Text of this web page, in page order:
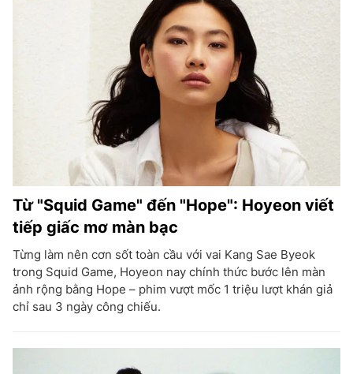
Từ "Squid Game" đến "Hope": Hoyeon viết
tiếp giấc mơ màn bạc
Từng làm nên cơn sốt toàn cầu với vai Kang Sae Byeok
trong Squid Game, Hoyeon nay chính thức bước lên màn
ảnh rộng bằng Hope – phim vượt mốc 1 triệu lượt khán giả
chỉ sau 3 ngày công chiếu.